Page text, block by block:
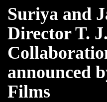
Suriya and
Director T.
announced
Films